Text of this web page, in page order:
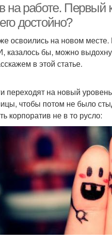
на работе. Первый
достойно?
освоились на новом
казалось бы, можно
в этой статье.
переходят на новый
чтобы потом не было
корпоратив не в то русло: